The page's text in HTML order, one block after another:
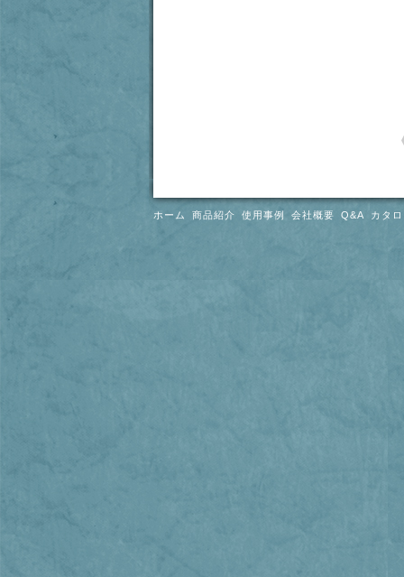
ホーム 商品紹介 使用事例 会社概要 Q&A カタ